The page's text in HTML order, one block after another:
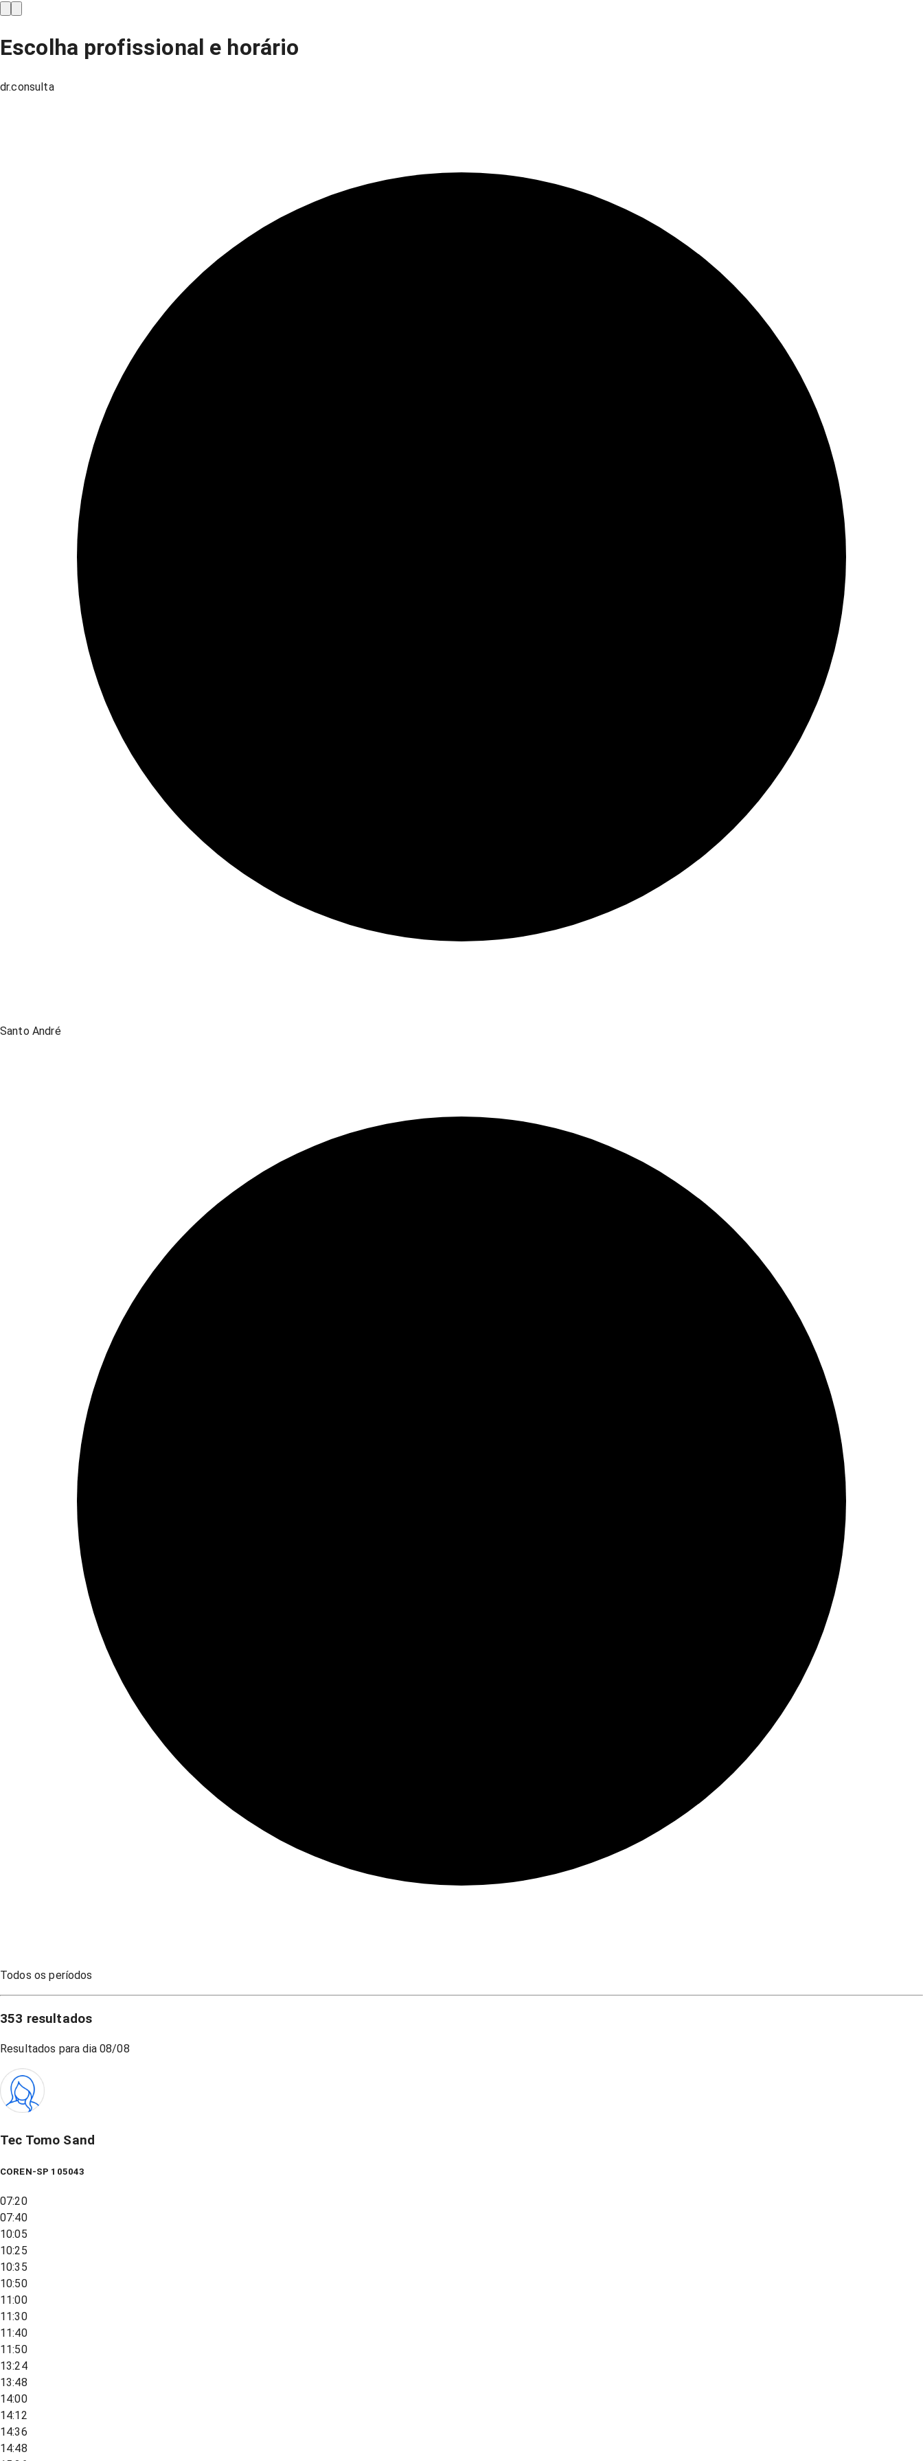
Escolha profissional e horário
dr.consulta
Santo André
Todos os períodos
353 resultados
Resultados para dia08/08
Tec Tomo Sand
COREN-SP 105043
07:20
07:40
10:05
10:25
10:35
10:50
11:00
11:30
11:40
11:50
13:24
13:48
14:00
14:12
14:36
14:48